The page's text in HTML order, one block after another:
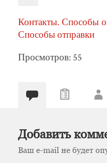
Контакты. Способы
Способы отправки
Просмотров: 55
Добавить
Ваш e-mail не будет